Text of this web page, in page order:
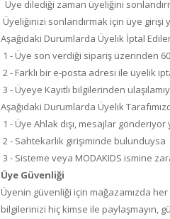
Üye dilediği zaman üyeliğini
Üyeliğinizi sonlandırmak için üye
Aşağıdaki Durumlarda Üyelik İptal
1 - Üye son verdiği sipariş üzerinden
2 - Farklı bir e-posta adresi ile üyelik
3 - Üyeye Kayıtlı bilgilerinden
Aşağıdaki Durumlarda Üyelik
1 - Üye Ahlak dışı, mesajlar
2 - Sahtekarlık girişiminde bulunduysa
3 - Sisteme veya MODAKIDS ismine
Üye Güvenliği
Üyenin güvenliği için mağazamızda
bilgilerinizi hiç kimse ile paylaşmayın,